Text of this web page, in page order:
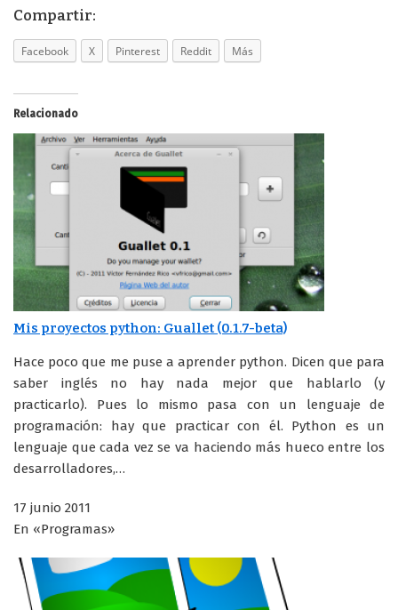
Compartir:
Facebook X Pinterest Reddit Más
Relacionado
Mis proyectos python: Guallet (0.1.7-beta)
Hace poco que me puse a aprender python. Dicen que para
saber inglés no hay nada mejor que hablarlo (y
practicarlo). Pues lo mismo pasa con un lenguaje de
programación: hay que practicar con él. Python es un
lenguaje que cada vez se va haciendo más hueco entre los
desarrolladores,…
17 junio 2011
En «Programas»